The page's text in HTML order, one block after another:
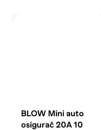
BLOW Mini auto
osigurač 20A 10